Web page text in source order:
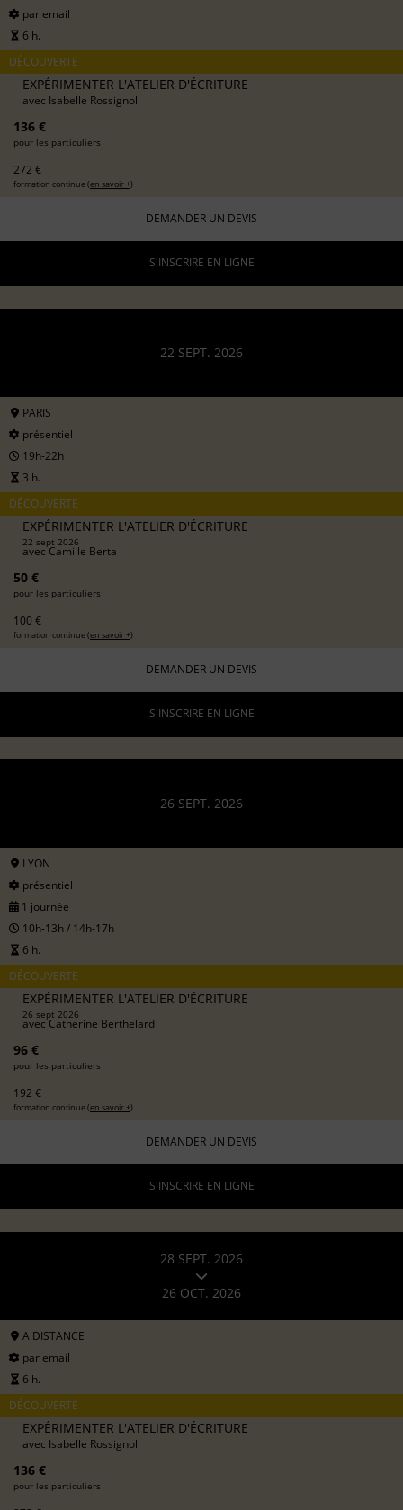
par email
6 h.
DÉCOUVERTE
EXPÉRIMENTER L'ATELIER D'ÉCRITURE
avec Isabelle Rossignol
136 €
pour les particuliers
272 €
formation continue (en savoir +)
DEMANDER UN DEVIS
S'INSCRIRE EN LIGNE
22 SEPT. 2026
PARIS
présentiel
19h-22h
3 h.
DÉCOUVERTE
EXPÉRIMENTER L'ATELIER D'ÉCRITURE
22 sept 2026
avecCamille Berta
50 €
pour les particuliers
100 €
formation continue (en savoir +)
DEMANDER UN DEVIS
S'INSCRIRE EN LIGNE
26 SEPT. 2026
LYON
présentiel
1 journée
10h-13h / 14h-17h
6 h.
DÉCOUVERTE
EXPÉRIMENTER L'ATELIER D'ÉCRITURE
26 sept 2026
avecCatherine Berthelard
96 €
pour les particuliers
192 €
formation continue (en savoir +)
DEMANDER UN DEVIS
S'INSCRIRE EN LIGNE
28 SEPT. 2026
26 OCT. 2026
A DISTANCE
par email
6 h.
DÉCOUVERTE
EXPÉRIMENTER L'ATELIER D'ÉCRITURE
avec Isabelle Rossignol
136 €
pour les particuliers